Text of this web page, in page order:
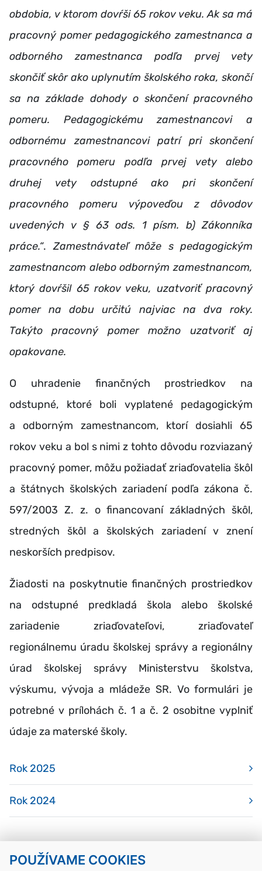
POUŽÍVAME COOKIES
obdobia, v ktorom dovŕši 65 rokov veku. Ak sa má
pracovný pomer pedagogického zamestnanca a
odborného zamestnanca podľa prvej vety
skončiť skôr ako uplynutím školského roka, skončí
sa na základe dohody o skončení pracovného
pomeru. Pedagogickému zamestnancovi a
odbornému zamestnancovi patrí pri skončení
pracovného pomeru podľa prvej vety alebo
druhej vety odstupné ako pri skončení
pracovného pomeru výpoveďou z dôvodov
uvedených v § 63 ods. 1 písm. b) Zákonníka
práce.“. Zamestnávateľ môže s pedagogickým
zamestnancom alebo odborným zamestnancom,
ktorý dovŕšil 65 rokov veku, uzatvoriť pracovný
pomer na dobu určitú najviac na dva roky.
Takýto pracovný pomer možno uzatvoriť aj
opakovane.
O uhradenie finančných prostriedkov na
odstupné, ktoré boli vyplatené pedagogickým
a odborným zamestnancom, ktorí dosiahli 65
rokov veku a bol s nimi z tohto dôvodu rozviazaný
pracovný pomer, môžu požiadať zriaďovatelia škôl
a štátnych školských zariadení podľa zákona č.
597/2003 Z. z. o financovaní základných škôl,
stredných škôl a školských zariadení v znení
neskorších predpisov.
Žiadosti na poskytnutie finančných prostriedkov
na odstupné predkladá škola alebo školské
zariadenie zriaďovateľovi, zriaďovateľ
regionálnemu úradu školskej správy a regionálny
úrad školskej správy Ministerstvu školstva,
výskumu, vývoja a mládeže SR. Vo formulári je
potrebné v prílohách č. 1 a č. 2 osobitne vyplniť
údaje za materské školy.
Rok 2025
Rok 2024